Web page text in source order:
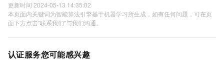
更新时间 2024-05-13 14:35:02
本页面内关键词为智能算法引擎基于机器学习所生成，如有任何问题，可在页
面下方点击"联系我们"与我们沟通。
认证服务您可能感兴趣